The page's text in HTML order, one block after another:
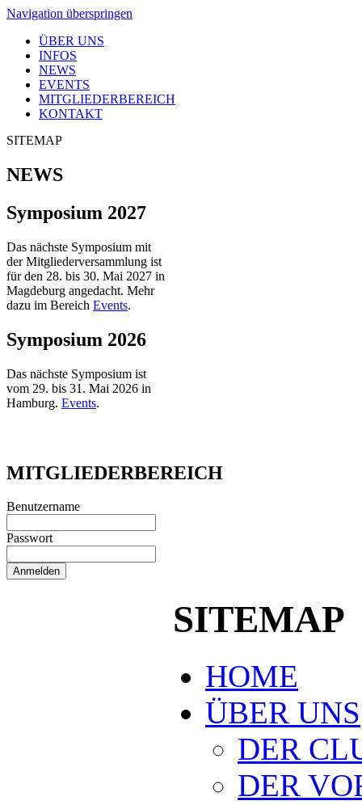
Navigation überspringen
ÜBER UNS
INFOS
NEWS
EVENTS
MITGLIEDERBEREICH
KONTAKT
SITEMAP
NEWS
Symposium 2027
Das nächste Symposium mit
der Mitgliederversammlung ist
für den 28. bis 30. Mai 2027 in
Magdeburg angedacht. Mehr
dazu im Bereich Events.
Symposium 2026
Das nächste Symposium ist
vom 29. bis 31. Mai 2026 in
Hamburg. Events.
MITGLIEDERBEREICH
Benutzername
Passwort
SITEMAP
HOME
ÜBER UNS
DER
DER